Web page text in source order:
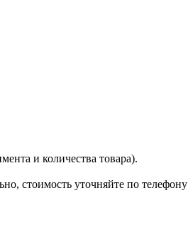
и количества товара).
стоимость уточняйте по